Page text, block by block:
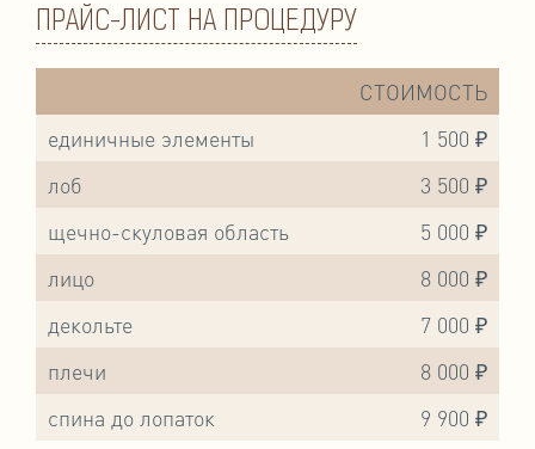
ПРАЙС-ЛИСТ НА ПРОЦЕДУРУ
СТОИМОСТЬ
единичные элементы
1 500 ₽
лоб
3 500 ₽
щечно-скуловая область
5 000 ₽
лицо
8 000 ₽
декольте
7 000 ₽
плечи
8 000 ₽
спина до лопаток
9 900 ₽